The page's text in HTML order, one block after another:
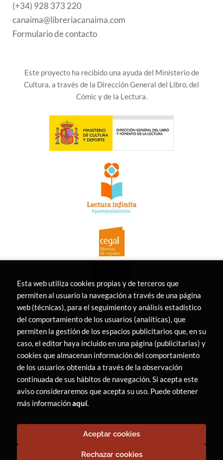
(+34) 928 373 220
canaima@libreriacanaima.com
Formulario de contacto
Este proyecto ha recibido una ayuda del Ministerio de
Cultura, a través de la Dirección General del Libro, del
Cómic y de la Lectura.
LIBRERÍA CANAIMA. Todos los Derechos Reservados
Esta web utiliza cookies propias y de terceros que
permiten al usuario la navegación a través de una página
web (técnicas), para el seguimiento y análisis estadístico
del comportamiento de los usuarios (analíticas), que
permiten la gestión de los espacios publicitarios que, en su
caso, el editor haya incluido en una página (publicitarias) y
cookies que almacenan información del comportamiento
de los usuarios obtenida a través de la observación
continuada de sus hábitos de navegación. Si acepta este
aviso consideraremos que acepta su uso. Puede obtener
más informaciónaquí.
Rechazar cookies
Aceptar cookies